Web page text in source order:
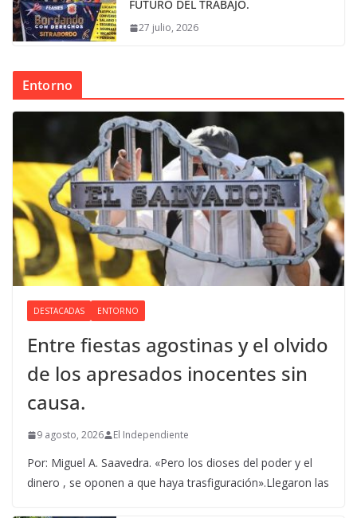
FUTURO DEL TRABAJO.
27 julio, 2026
Entorno
DESTACADAS ENTORNO
Entre fiestas agostinas y el olvido
de los apresados inocentes sin
causa.
9 agosto, 2026 El Independiente
Por: Miguel A. Saavedra. «Pero los dioses del poder y el
dinero , se oponen a que haya trasfiguración».Llegaron las